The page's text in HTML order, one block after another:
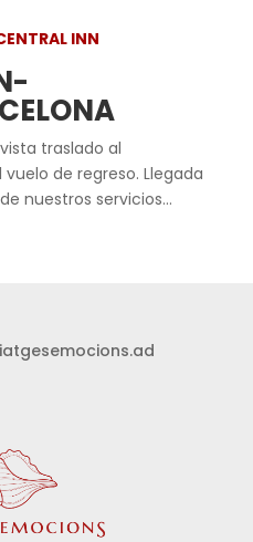
INN
traslado al
de regreso. Llegada
nuestros servicios…